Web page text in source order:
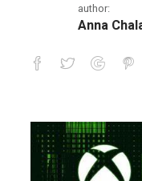
author:
Anna
Microsoft